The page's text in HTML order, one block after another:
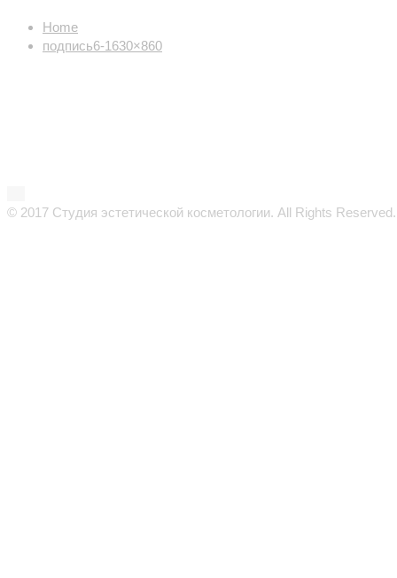
Home
подпись6-1630×860
© 2017 Студия эстетической косметологии. All Rights Reserved.